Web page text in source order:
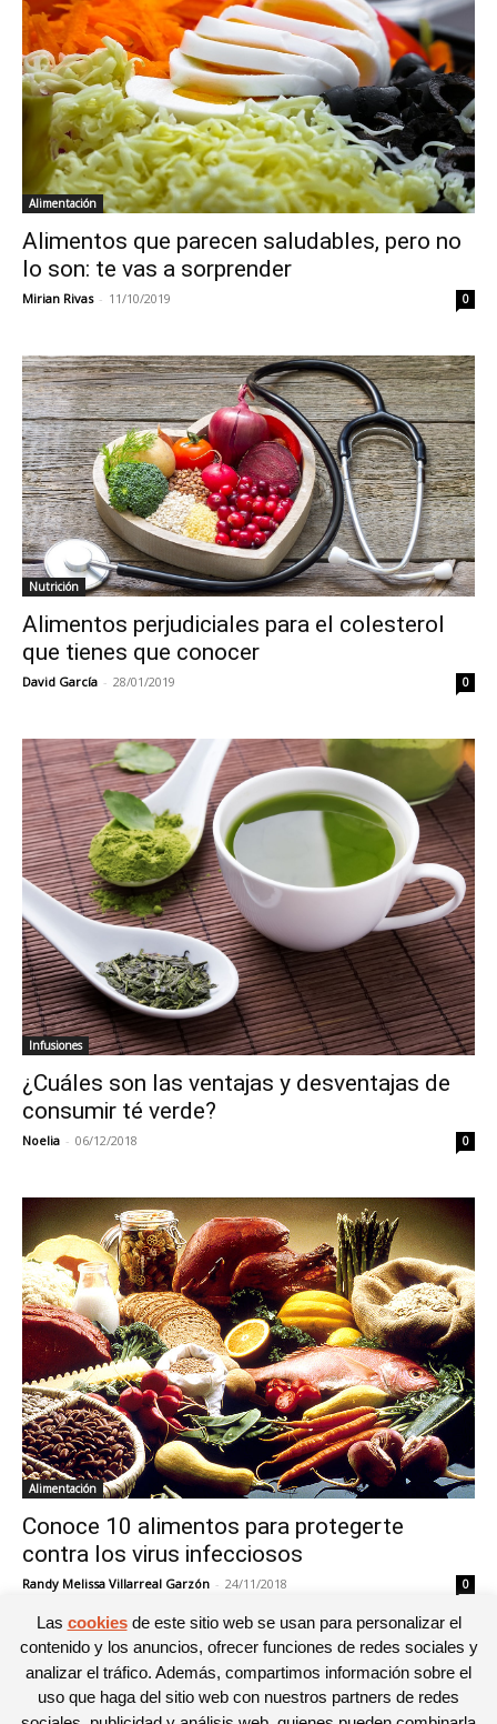
Alimentación
Alimentos que parecen saludables, pero no
lo son: te vas a sorprender
Mirian Rivas - 11/10/2019 0
Nutrición
Alimentos perjudiciales para el colesterol
que tienes que conocer
David García - 28/01/2019 0
Infusiones
¿Cuáles son las ventajas y desventajas de
consumir té verde?
Noelia - 06/12/2018 0
Alimentación
Conoce 10 alimentos para protegerte
contra los virus infecciosos
Randy Melissa Villarreal Garzón - 24/11/2018 0
1 2 3
Las cookiesde este sitio web se usan para personalizar el
contenido y los anuncios, ofrecer funciones de redes sociales y
analizar el tráfico. Además, compartimos información sobre el
uso que haga del sitio web con nuestros partners de redes